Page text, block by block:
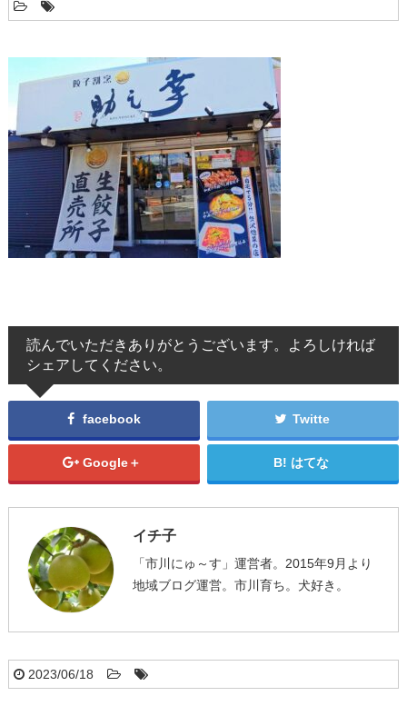
読んでいただきありがとうございます。よろしければ
シェアしてください。
facebook Twitte
Google＋ はてな
イチ子
「市川にゅ～す」運営者。2015年9月より
地域ブログ運営。市川育ち。犬好き。
2023/06/18